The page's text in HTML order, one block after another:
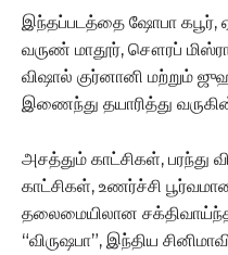
இந்தப்படத்தை ஷோபா கபூர்,
வருண் மாதூர், சௌரப்
விஷால் குர்னானி மற்றும்
இணைந்து தயாரித்து
அசத்தும் காட்சிகள், பரந்து
காட்சிகள், உணர்ச்சி
தலைமையிலான சக்திவாய்ந்த
“விருஷபா”, இந்திய